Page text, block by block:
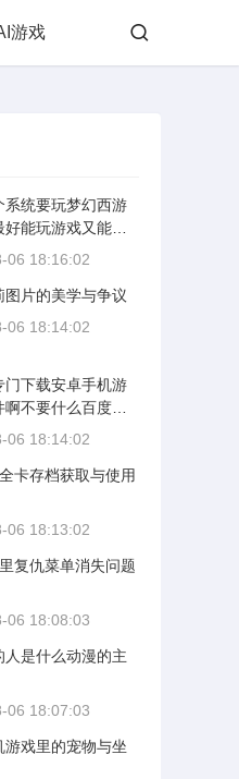
游戏
系统要玩梦幻西游
能玩游戏又能看
了
06 18:16:02
图片的美学与争议
06 18:14:02
门下载安卓手机游
不要什么百度手
手机
06 18:14:02
卡存档获取与使用
06 18:13:02
复仇菜单消失问题
06 18:08:03
人是什么动漫的主
06 18:07:03
游戏里的宠物与坐